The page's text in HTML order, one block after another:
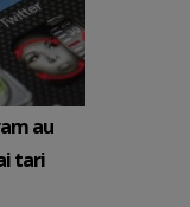
au
tari